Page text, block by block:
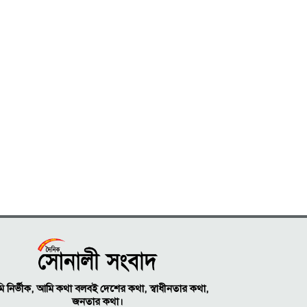
নির্ভীক, আমি কথা বলবই দেশের কথা, স্বাধীনতার কথা,
জনতার কথা।